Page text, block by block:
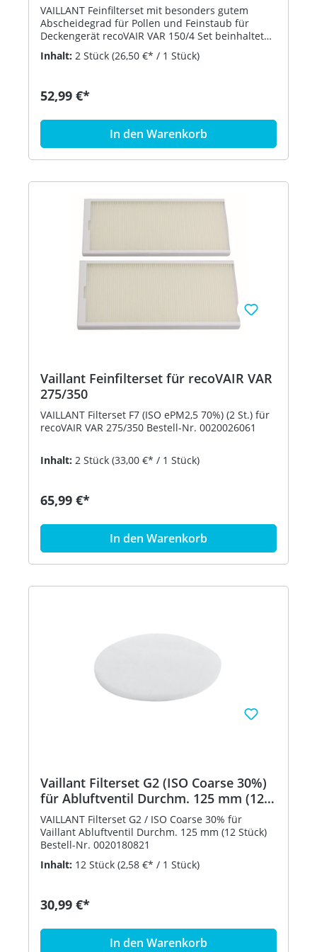
VAILLANT Feinfilterset mit besonders gutem
Abscheidegrad für Pollen und Feinstaub für
Deckengerät recoVAIR VAR 150/4 Set beinhaltet
Coarse 65% Bestell-Nr. 0020180872
Inhalt: 2 Stück (26,50 €* / 1 Stück)
52,99 €*
In den Warenkorb
Vaillant Feinfilterset für recoVAIR VAR
275/350
VAILLANT Filterset F7 (ISO ePM2,5 70%) (2 St.) für
recoVAIR VAR 275/350 Bestell-Nr. 0020026061
Inhalt: 2 Stück (33,00 €* / 1 Stück)
65,99 €*
In den Warenkorb
Vaillant Filterset G2 (ISO Coarse 30%)
für Abluftventil Durchm. 125 mm (12
St.) 0020180821
VAILLANT Filterset G2 / ISO Coarse 30% für
Vaillant Abluftventil Durchm. 125 mm (12 Stück)
Bestell-Nr. 0020180821
Inhalt: 12 Stück (2,58 €* / 1 Stück)
30,99 €*
In den Warenkorb